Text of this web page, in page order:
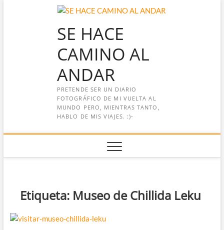
SE HACE
CAMINO AL
ANDAR
PRETENDE SER UN DIARIO
FOTOGRÁFICO DE MI VUELTA AL
MUNDO PERO, MIENTRAS TANTO,
HABLO DE MIS VIAJES. :)-
Etiqueta: Museo de Chillida Leku